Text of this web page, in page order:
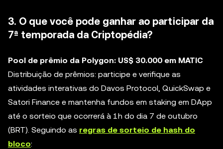
3. O que você pode ganhar ao participar da
7ª temporada da Criptopédia?
Pool de prêmio da Polygon: US$ 30.000 em MATIC
Distribuição de prêmios: participe e verifique as
atividades interativas do Davos Protocol, QuickSwap e
Satori Finance e mantenha fundos em staking em DApp
até o sorteio que ocorrerá à 1h do dia 7 de outubro
(BRT). Seguindo as regras de sorteio de hash do
bloco: